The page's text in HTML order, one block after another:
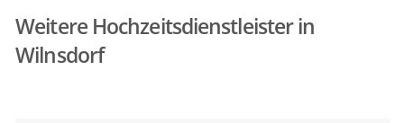
Weitere Hochzeitsdienstleister in
Wilnsdorf